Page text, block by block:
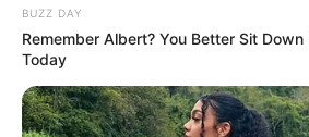
BUZZ DAY
Remember Albert? You Better Sit Down
Today